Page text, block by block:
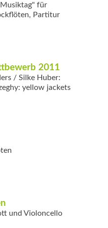
für
Partitur
2011
/ Silke Huber:
yellow jackets
und Violoncello